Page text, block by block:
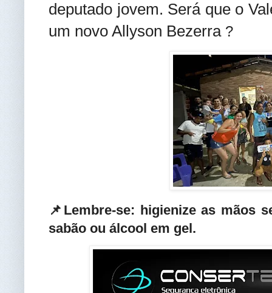
deputado jovem. Será que o
um novo Allyson Bezerra ?
📌Lembre-se: higienize as mãos
sabão ou álcool em gel.